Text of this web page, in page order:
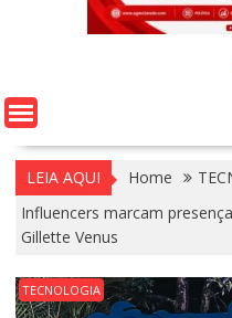
LEIA AQUI Home
Influencers marcam
Gillette Venus
TECNOLOGIA